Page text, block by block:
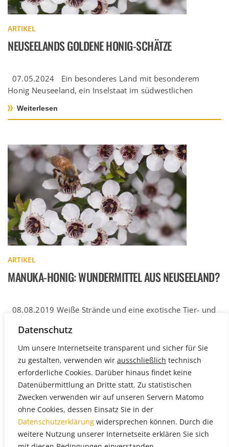
Datenschutz
Um unsere Internetseite transparent und sicher für Sie
zu gestalten, verwenden wir ausschließlich technisch
erforderliche Cookies. Darüber hinaus findet keine
Datenübermittlung an Dritte statt. Zu statistischen
Zwecken verwenden wir auf unseren Servern Matomo
ohne Cookies, dessen Einsatz Sie in der
Datenschutzerklärung widersprechen können. Durch die
weitere Nutzung unserer Internetseite erklären Sie sich
ARTIKEL
NEUSEELANDS GOLDENE HONIG-SCHÄTZE
07.05.2024 Ein besonderes Land mit besonderem
Honig Neuseeland, ein Inselstaat im südwestlichen
Weiterlesen
ARTIKEL
MANUKA-HONIG: WUNDERMITTEL AUS NEUSEELAND?
08.08.2019 Weiße Strände und eine exotische Tier- und
Sehnsuchtsland, das […]